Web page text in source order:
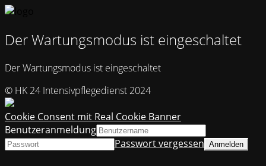
Der Wartungsmodus ist eingeschaltet
Der Wartungsmodus ist eingeschaltet
© HK 24 Intensivpflegedienst 2024
Cookie Consent mit Real Cookie Banner
Benutzeranmeldung
Passwort vergessen